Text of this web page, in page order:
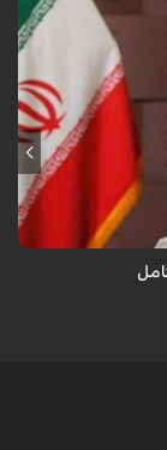
إن جيش الجمهورية